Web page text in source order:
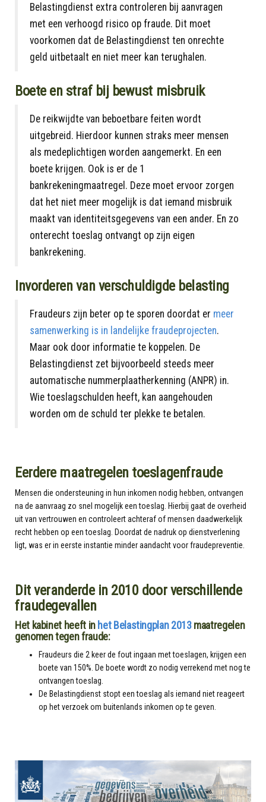
Belastingdienst extra controleren bij aanvragen
met een verhoogd risico op fraude. Dit moet
voorkomen dat de Belastingdienst ten onrechte
geld uitbetaalt en niet meer kan terughalen.
Boete en straf bij bewust misbruik
De reikwijdte van beboetbare feiten wordt
uitgebreid. Hierdoor kunnen straks meer mensen
als medeplichtigen worden aangemerkt. En een
boete krijgen. Ook is er de 1
bankrekeningmaatregel. Deze moet ervoor zorgen
dat het niet meer mogelijk is dat iemand misbruik
maakt van identiteitsgegevens van een ander. En zo
onterecht toeslag ontvangt op zijn eigen
bankrekening.
Invorderen van verschuldigde belasting
Fraudeurs zijn beter op te sporen doordat er meer
samenwerking is in landelijke fraudeprojecten.
Maar ook door informatie te koppelen. De
Belastingdienst zet bijvoorbeeld steeds meer
automatische nummerplaatherkenning (ANPR) in.
Wie toeslagschulden heeft, kan aangehouden
worden om de schuld ter plekke te betalen.
Eerdere maatregelen toeslagenfraude
Mensen die ondersteuning in hun inkomen nodig hebben, ontvangen
na de aanvraag zo snel mogelijk een toeslag. Hierbij gaat de overheid
uit van vertrouwen en controleert achteraf of mensen daadwerkelijk
recht hebben op een toeslag. Doordat de nadruk op dienstverlening
ligt, was er in eerste instantie minder aandacht voor fraudepreventie.
Dit veranderde in 2010 door verschillende
fraudegevallen
Het kabinet heeft in het Belastingplan 2013maatregelen
genomen tegen fraude:
Fraudeurs die 2 keer de fout ingaan met toeslagen, krijgen een
boete van 150%. De boete wordt zo nodig verrekend met nog te
ontvangen toeslag.
De Belastingdienst stopt een toeslag als iemand niet reageert
op het verzoek om buitenlands inkomen op te geven.